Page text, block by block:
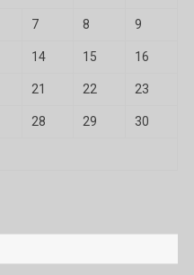
7 8 9
14 15 16
21 22 23
28 29 30